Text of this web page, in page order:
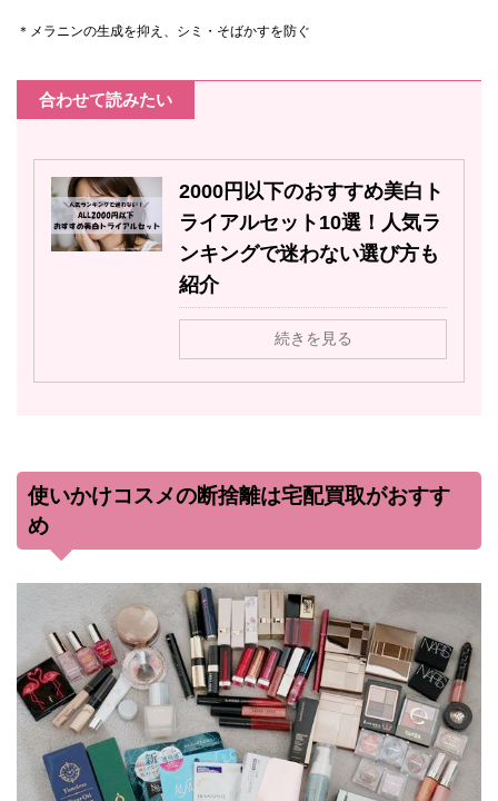
＊メラニンの生成を抑え、シミ・そばかすを防ぐ
合わせて読みたい
2000円以下のおすすめ美白ト
ライアルセット10選！人気ラ
ンキングで迷わない選び方も
紹介
続きを見る
使いかけコスメの断捨離は宅配買取がおすす
め